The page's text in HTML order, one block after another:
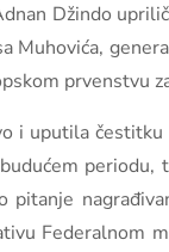
Džindo
Muhovića,
prvenstvu
uputila